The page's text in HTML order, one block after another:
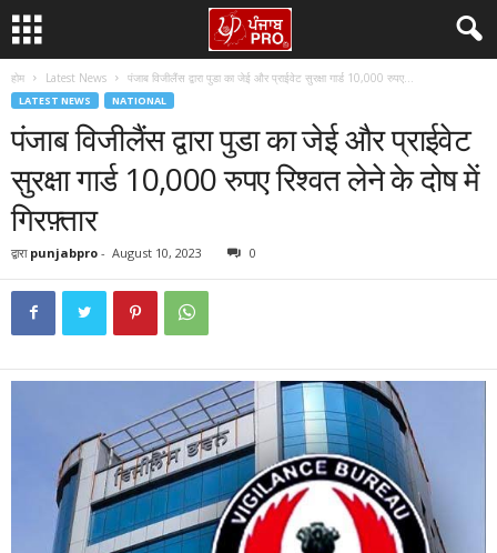
होम Latest News पंजाब विजीलैंस द्वारा पुडा का जेई और प्राईवेट सुरक्षा गार्ड 10,000 रुपए...
LATEST NEWS NATIONAL
पंजाब विजीलैंस द्वारा पुडा का जेई और प्राईवेट
सुरक्षा गार्ड 10,000 रुपए रिश्वत लेने के दोष में
गिरफ़्तार
द्वारा punjabpro - August 10, 2023 0